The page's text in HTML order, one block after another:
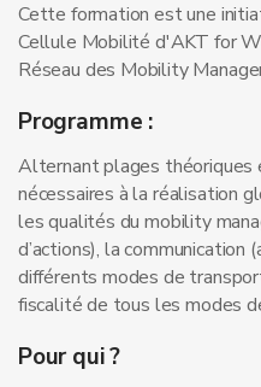
Cette formation est une
Cellule Mobilité d'AKT for
Réseau des Mobility
Programme :
Alternant plages théoriques
nécessaires à la réalisation
les qualités du mobility
d’actions), la
différents modes de
fiscalité de tous les modes
Pour qui ?